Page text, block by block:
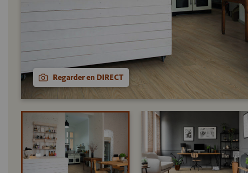
Regarder en DIRECT